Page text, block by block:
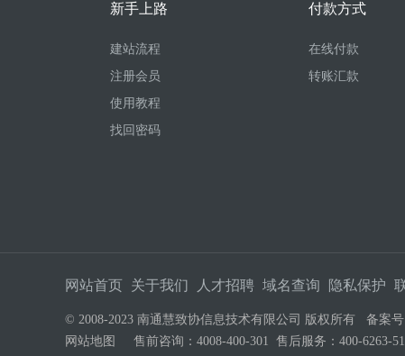
新手上路
建站流程
注册会员
使用教程
找回密码
付款方式
在线付款
转账汇款
网站首页 关于我们 人才招聘 域名查询 隐私保护
© 2008-2023 南通慧致协信息技术有限公司 版权所有 备案号
网站地图
售前咨询：4008-400-301 售后服务：400-6263-